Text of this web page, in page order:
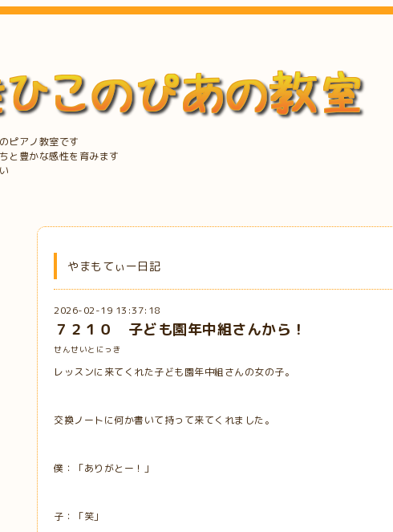
ピアノ教室です
と豊かな感性を育みます
やまもてぃー日記
2026-02-19 13:37:18
７２１０ 子ども園年中組さんから！
せんせいとにっき
レッスンに来てくれた子ども園年中組さんの女の子。
交換ノートに何か書いて持って来てくれました。
僕：「ありがとー！」
子：「笑」